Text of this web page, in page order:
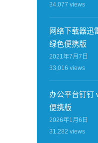
34,077 views
网络下载器迅
绿色便携版
2021年7月7日
33,016 views
办公平台钉钉
便携版
2026年1月6日
31,282 views